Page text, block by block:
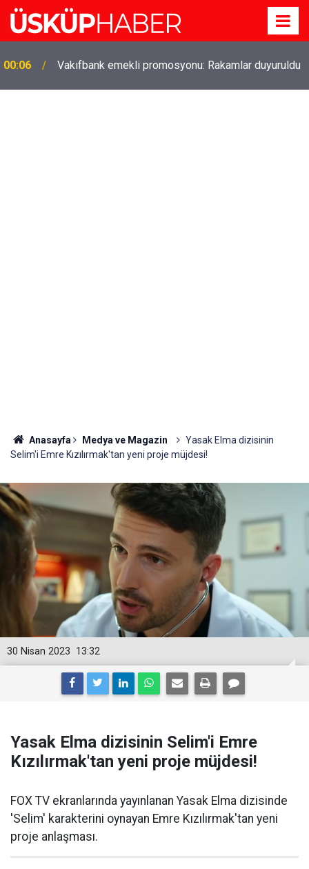
19:21
Gözde oldu! Hem köy hem mahalle hayatı iç içe!
İzmir'deki doğal semt
Anasayfa Medya ve Magazin
Yasak Elma dizisinin
Selim'i Emre Kızılırmak'tan yeni proje müjdesi!
13:32
30 Nisan 2023
Yasak Elma dizisinin Selim'i Emre
Kızılırmak'tan yeni proje müjdesi!
FOX TV ekranlarında yayınlanan Yasak Elma dizisinde
'Selim' karakterini oynayan Emre Kızılırmak'tan yeni
proje anlaşması.